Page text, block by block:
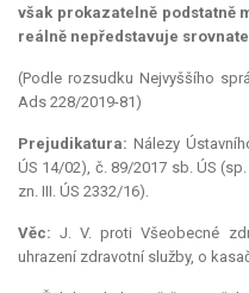
však prokazatelně podstatně
reálně nepředstavuje
(Podle rozsudku Nejvyššího
Ads 228/2019-81)
Prejudikatura: Nálezy
ÚS 14/02), č. 89/2017 sb. ÚS
zn. III. ÚS 2332/16).
Věc:J. V. proti Všeobecné
uhrazení zdravotní služby, o